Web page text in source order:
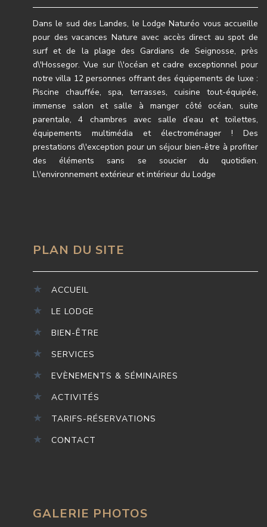
Dans le sud des Landes, le Lodge Naturéo vous accueille
pour des vacances Nature avec accès direct au spot de
surf et de la plage des Gardians de Seignosse, près
d\'Hossegor. Vue sur l\'océan et cadre exceptionnel pour
notre villa 12 personnes offrant des équipements de luxe :
Piscine chauffée, spa, terrasses, cuisine tout-équipée,
immense salon et salle à manger côté océan, suite
parentale, 4 chambres avec salle d’eau et toilettes,
équipements multimédia et électroménager ! Des
prestations d\'exception pour un séjour bien-être à profiter
des éléments sans se soucier du quotidien.
L\'environnement extérieur et intérieur du Lodge
PLAN DU SITE
ACCUEIL
LE LODGE
BIEN-ÊTRE
SERVICES
EVÈNEMENTS & SÉMINAIRES
ACTIVITÉS
TARIFS-RÉSERVATIONS
CONTACT
GALERIE PHOTOS